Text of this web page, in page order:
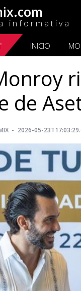
informativa
INICIO
de
2026-05-